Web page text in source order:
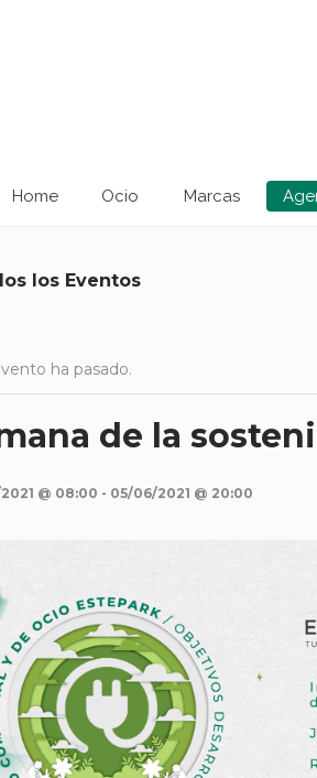
Home Ocio Marcas
los Eventos
ha pasado.
de la
@ 08:00 - 05/06/2021 @ 20:00